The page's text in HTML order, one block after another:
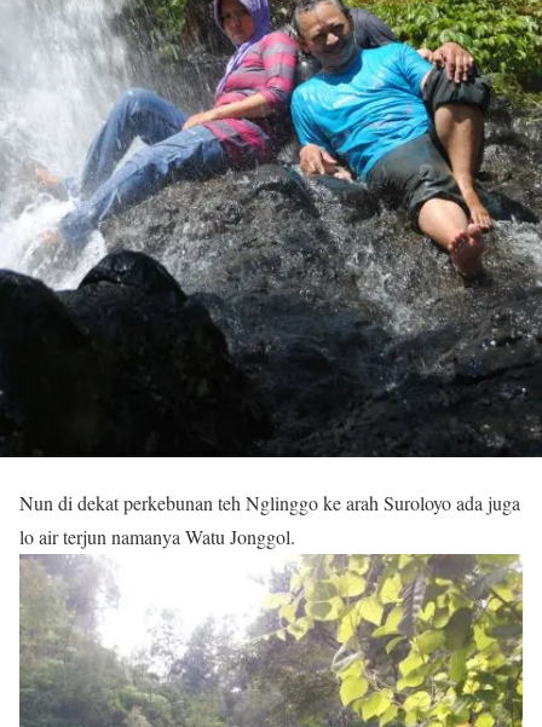
Nun di dekat perkebunan teh Nglinggo ke arah Suroloyo ada juga
lo air terjun namanya Watu Jonggol.